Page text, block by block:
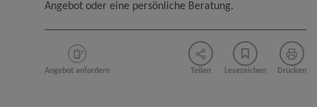
Angebot oder eine persönliche Beratung.
Angebot anfordern Teilen Lesezeichen Drucken